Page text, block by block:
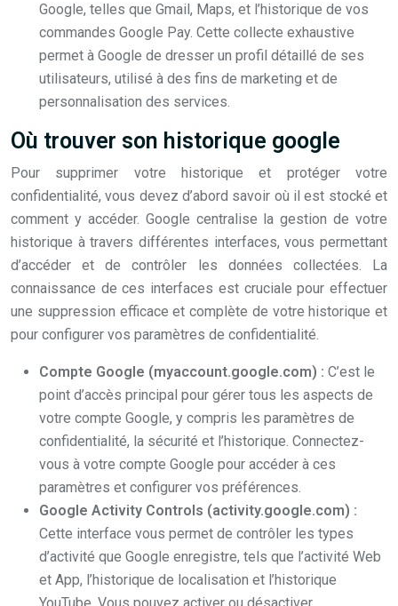
Google, telles que Gmail, Maps, et l’historique de vos
commandes Google Pay. Cette collecte exhaustive
permet à Google de dresser un profil détaillé de ses
utilisateurs, utilisé à des fins de marketing et de
personnalisation des services.
Où trouver son historique google
Pour supprimer votre historique et protéger votre
confidentialité, vous devez d’abord savoir où il est stocké et
comment y accéder. Google centralise la gestion de votre
historique à travers différentes interfaces, vous permettant
d’accéder et de contrôler les données collectées. La
connaissance de ces interfaces est cruciale pour effectuer
une suppression efficace et complète de votre historique et
pour configurer vos paramètres de confidentialité.
Compte Google (myaccount.google.com) : C’est le
point d’accès principal pour gérer tous les aspects de
votre compte Google, y compris les paramètres de
confidentialité, la sécurité et l’historique. Connectez-
vous à votre compte Google pour accéder à ces
paramètres et configurer vos préférences.
Google Activity Controls (activity.google.com) :
Cette interface vous permet de contrôler les types
d’activité que Google enregistre, tels que l’activité Web
et App, l’historique de localisation et l’historique